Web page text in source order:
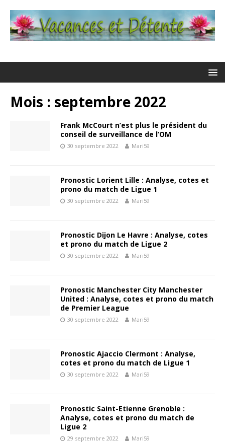
Mois : septembre 2022
Frank McCourt n’est plus le président du
conseil de surveillance de l’OM
30 septembre 2022 Mari59
Pronostic Lorient Lille : Analyse, cotes et
prono du match de Ligue 1
30 septembre 2022 Mari59
Pronostic Dijon Le Havre : Analyse, cotes
et prono du match de Ligue 2
30 septembre 2022 Mari59
Pronostic Manchester City Manchester
United : Analyse, cotes et prono du match
de Premier League
30 septembre 2022 Mari59
Pronostic Ajaccio Clermont : Analyse,
cotes et prono du match de Ligue 1
30 septembre 2022 Mari59
Pronostic Saint-Etienne Grenoble :
Analyse, cotes et prono du match de
Ligue 2
29 septembre 2022 Mari59